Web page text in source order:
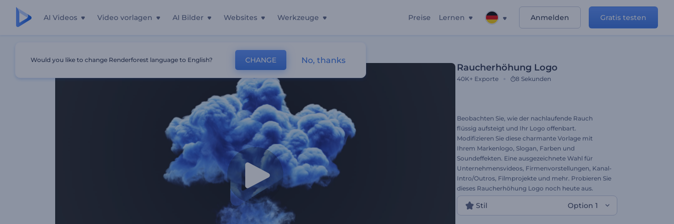
AI Videos Video vorlagen AI Bilder Websites Werkzeuge Preise Lernen Anmelden Gratis testen
Raucherhöhung Logo
40K+ Exporte 8 Sekunden
Beobachten Sie, wie der nachlaufende Rauch
flüssig aufsteigt und Ihr Logo offenbart.
Modifizieren Sie diese charmante Vorlage mit
Ihrem Markenlogo, Slogan, Farben und
Soundeffekten. Eine ausgezeichnete Wahl für
Unternehmensvideos, Firmenvorstellungen, Kanal-
Intro/Outros, Filmprojekte und mehr. Probieren Sie
dieses Raucherhöhung Logo noch heute aus.
Stil Option 1
Would you like to change Renderforest language to English? CHANGE No, thanks